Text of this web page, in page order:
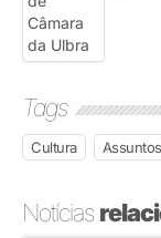
Tags
Cultura
Notícias